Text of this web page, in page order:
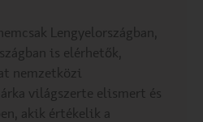
Lengyelországban,
is elérhetők,
nemzetközi
világszerte elismert és
akik értékelik a